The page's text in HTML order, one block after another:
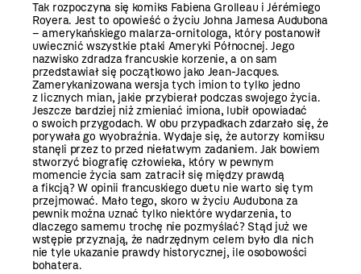
Tak rozpoczyna się komiks Fabiena Grolleau i Jérémiego
Royera. Jest to opowieść o życiu Johna Jamesa Audubona
– amerykańskiego malarza-ornitologa, który postanowił
uwiecznić wszystkie ptaki Ameryki Północnej. Jego
nazwisko zdradza francuskie korzenie, a on sam
przedstawiał się początkowo jako Jean-Jacques.
Zamerykanizowana wersja tych imion to tylko jedno
z licznych mian, jakie przybierał podczas swojego życia.
Jeszcze bardziej niż zmieniać imiona, lubił opowiadać
o swoich przygodach. W obu przypadkach zdarzało się, że
porywała go wyobraźnia. Wydaje się, że autorzy komiksu
stanęli przez to przed niełatwym zadaniem. Jak bowiem
stworzyć biografię człowieka, który w pewnym
momencie życia sam zatracił się między prawdą
a fikcją? W opinii francuskiego duetu nie warto się tym
przejmować. Mało tego, skoro w życiu Audubona za
pewnik można uznać tylko niektóre wydarzenia, to
dlaczego samemu trochę nie pozmyślać? Stąd już we
wstępie przyznają, że nadrzędnym celem było dla nich
nie tyle ukazanie prawdy historycznej, ile osobowości
bohatera.